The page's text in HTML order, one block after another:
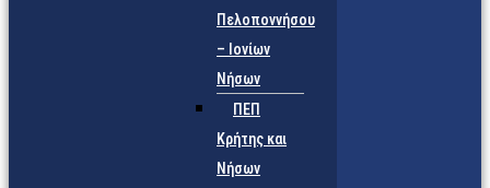
Πελοποννήσου
– Ιονίων
Νήσων
ΠΕΠ
Κρήτης και
Νήσων